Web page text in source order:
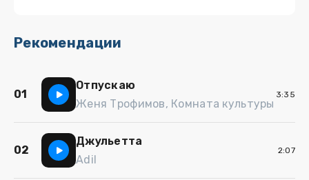
Рекомендации
01
Отпускаю
Женя Трофимов, Комната культуры
3:35
02
Джульетта
Adil
2:07